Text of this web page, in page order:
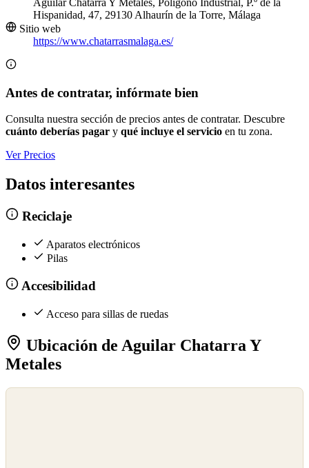
Aguilar Chatarra Y Metales, Poligono Industrial, P.º de la
Hispanidad, 47, 29130 Alhaurín de la Torre, Málaga
Sitio web
https://www.chatarrasmalaga.es/
Antes de contratar, infórmate bien
Consulta nuestra sección de precios antes de contratar. Descubre
cuánto deberías pagar y qué incluye el servicio en tu zona.
Ver Precios
Datos interesantes
Reciclaje
Aparatos electrónicos
Pilas
Accesibilidad
Acceso para sillas de ruedas
Ubicación de Aguilar Chatarra Y
Metales